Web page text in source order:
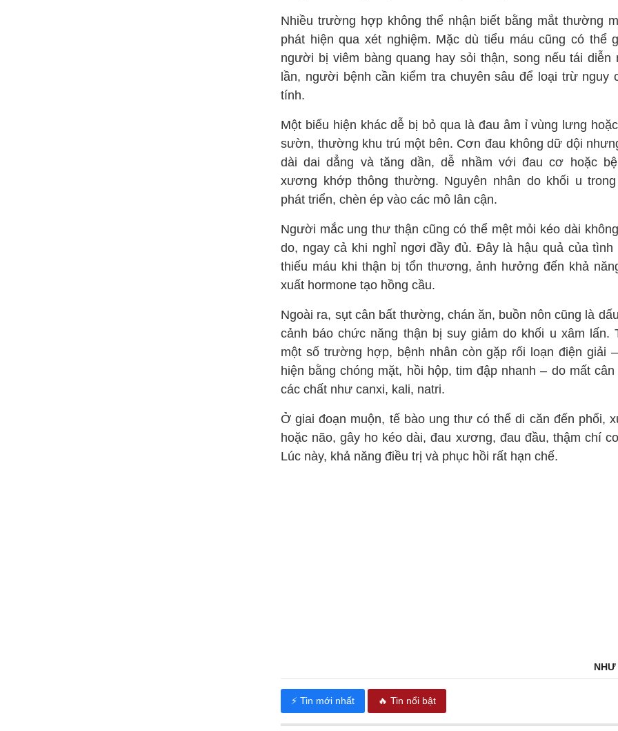
Nhiều trường hợp không thể nhận biết bằng mắt thường
phát hiện qua xét nghiệm. Mặc dù tiểu máu cũng có thể
người bị viêm bàng quang hay sỏi thận, song nếu tái diễn
lần, người bệnh cần kiểm tra chuyên sâu để loại trừ nguy
tính.
Một biểu hiện khác dễ bị bỏ qua là đau âm ỉ vùng lưng
sườn, thường khu trú một bên. Cơn đau không dữ dội
dài dai dẳng và tăng dần, dễ nhầm với đau cơ hoặc
xương khớp thông thường. Nguyên nhân do khối u
phát triển, chèn ép vào các mô lân cận.
Người mắc ung thư thận cũng có thể mệt mỏi kéo dài
do, ngay cả khi nghỉ ngơi đầy đủ. Đây là hậu quả của tình
thiếu máu khi thận bị tổn thương, ảnh hưởng đến khả
xuất hormone tạo hồng cầu.
Ngoài ra, sụt cân bất thường, chán ăn, buồn nôn cũng là
cảnh báo chức năng thận bị suy giảm do khối u xâm lấn.
một số trường hợp, bệnh nhân còn gặp rối loạn điện giải
hiện bằng chóng mặt, hồi hộp, tim đập nhanh – do mất cân
các chất như canxi, kali, natri.
Ở giai đoạn muộn, tế bào ung thư có thể di căn đến phổi,
hoặc não, gây ho kéo dài, đau xương, đau đầu, thậm chí
Lúc này, khả năng điều trị và phục hồi rất hạn chế.
⚡ Tin mới nhất 🔥 Tin nổi bật